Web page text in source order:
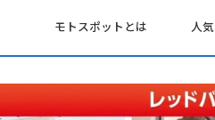
モトスポットとは 人